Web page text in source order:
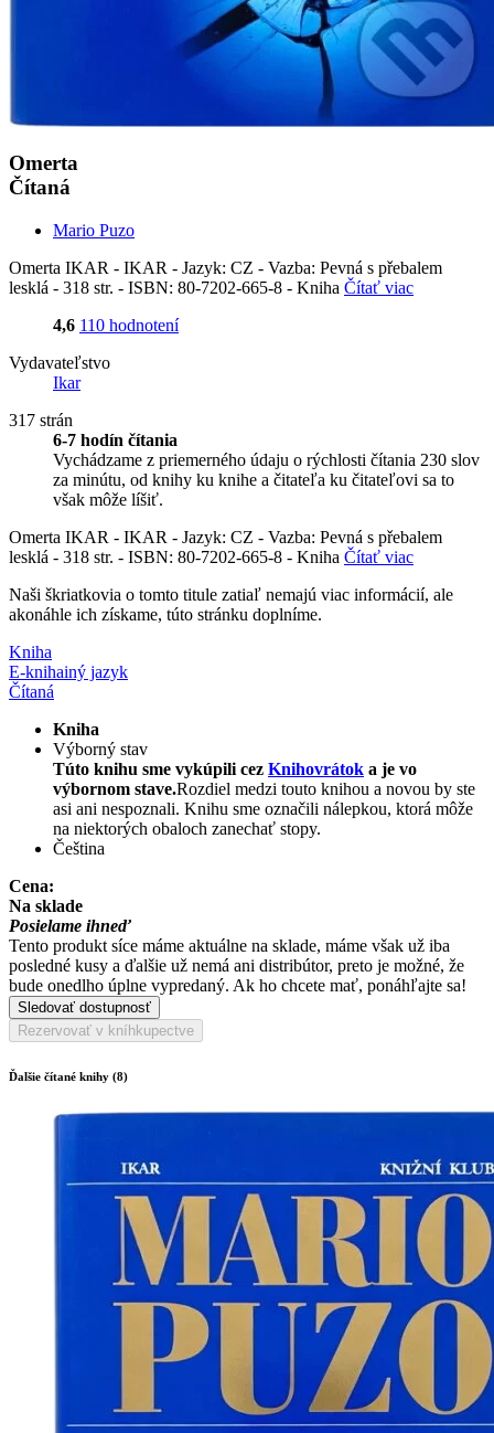
Omerta
Čítaná
Mario Puzo
Omerta IKAR - IKAR - Jazyk: CZ - Vazba: Pevná s přebalem
lesklá - 318 str. - ISBN: 80-7202-665-8 - Kniha Čítať viac
4,6 110 hodnotení
Vydavateľstvo
Ikar
317 strán
6-7 hodín čítania
Vychádzame z priemerného údaju o rýchlosti čítania 230 slov
za minútu, od knihy ku knihe a čitateľa ku čitateľovi sa to
však môže líšiť.
Omerta IKAR - IKAR - Jazyk: CZ - Vazba: Pevná s přebalem
lesklá - 318 str. - ISBN: 80-7202-665-8 - Kniha Čítať viac
Naši škriatkovia o tomto titule zatiaľ nemajú viac informácií, ale
akonáhle ich získame, túto stránku doplníme.
Kniha
E-knihainý jazyk
Čítaná
Kniha
Výborný stav
Túto knihu sme vykúpili cez Knihovrátok a je vo
výbornom stave.Rozdiel medzi touto knihou a novou by ste
asi ani nespoznali. Knihu sme označili nálepkou, ktorá môže
na niektorých obaloch zanechať stopy.
Čeština
Cena:
Na sklade
Posielame ihneď
Tento produkt síce máme aktuálne na sklade, máme však už iba
posledné kusy a ďalšie už nemá ani distribútor, preto je možné, že
bude onedlho úplne vypredaný. Ak ho chcete mať, ponáhľajte sa!
Sledovať dostupnosť
Rezervovať v kníhkupectve
Ďalšie čítané knihy (8)